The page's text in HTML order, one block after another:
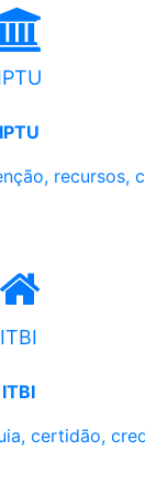
IPTU
recursos,
ITBI
ITBI
certidão,